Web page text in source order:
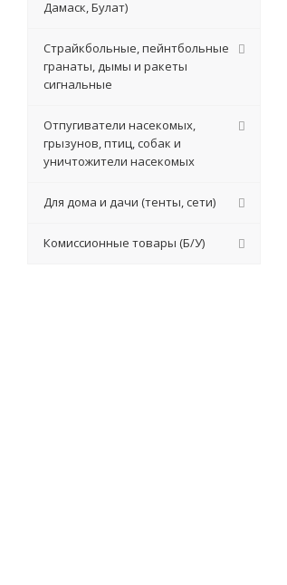
Дамаск, Булат)
Страйкбольные, пейнтбольные
гранаты, дымы и ракеты
сигнальные
Отпугиватели насекомых,
грызунов, птиц, собак и
уничтожители насекомых
Для дома и дачи (тенты, сети)
Комиссионные товары (Б/У)